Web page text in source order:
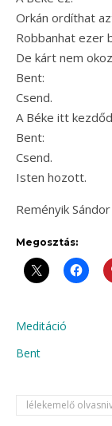
Orkán ordíthat
Robbanhat ezer
De kárt nem
Bent:
Csend.
A Béke itt
Bent:
Csend.
Isten hozott.
Reményik Sándor
Megosztás:
Meditáció
Bent
lélekemelő